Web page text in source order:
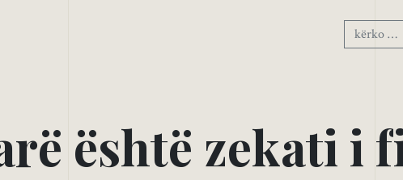
rë është zekati i f